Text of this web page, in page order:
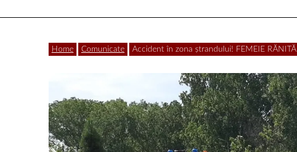
Home Comunicate Accident în zona ștrandului! FEMEIE RĂNITĂ